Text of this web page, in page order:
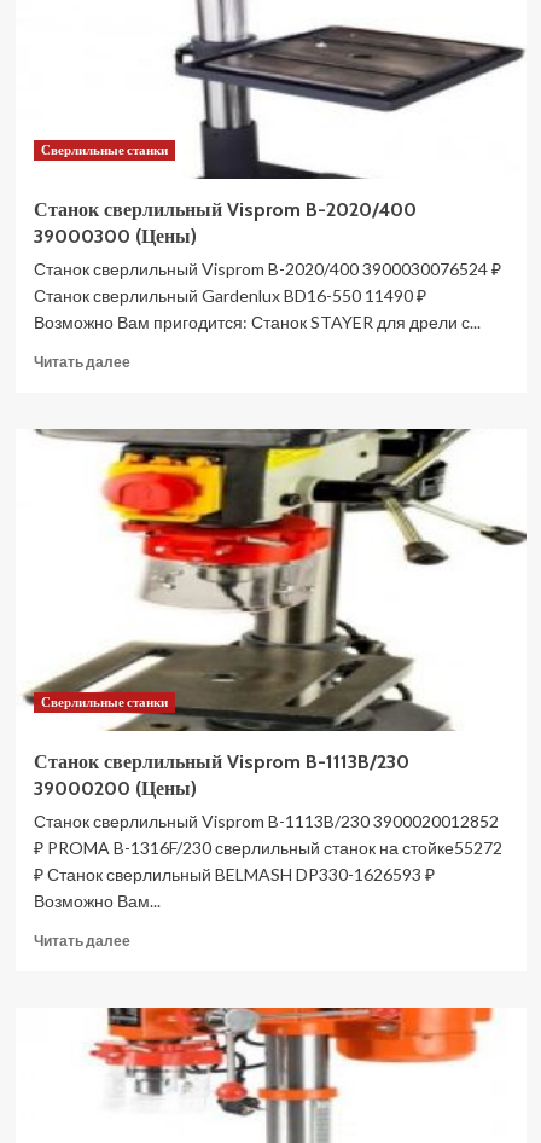
Сверлильные станки
Станок сверлильный Visprom B-2020/400
39000300 (Цены)
Станок сверлильный Visprom B-2020/400 3900030076524 ₽
Станок сверлильный Gardenlux BD16-550 11490 ₽
Возможно Вам пригодится: Станок STAYER для дрели с...
Читать далееПрочитать
Станок
сверлильный
Visprom
2020/400
39000300
(Цены)
Сверлильные станки
Станок сверлильный Visprom B-1113B/230
39000200 (Цены)
Станок сверлильный Visprom B-1113B/230 3900020012852
₽ PROMA B-1316F/230 сверлильный станок на стойке55272
₽ Станок сверлильный BELMASH DP330-1626593 ₽
Возможно Вам...
Читать далееПрочитать
Станок
сверлильный
Visprom
B-
1113B/230